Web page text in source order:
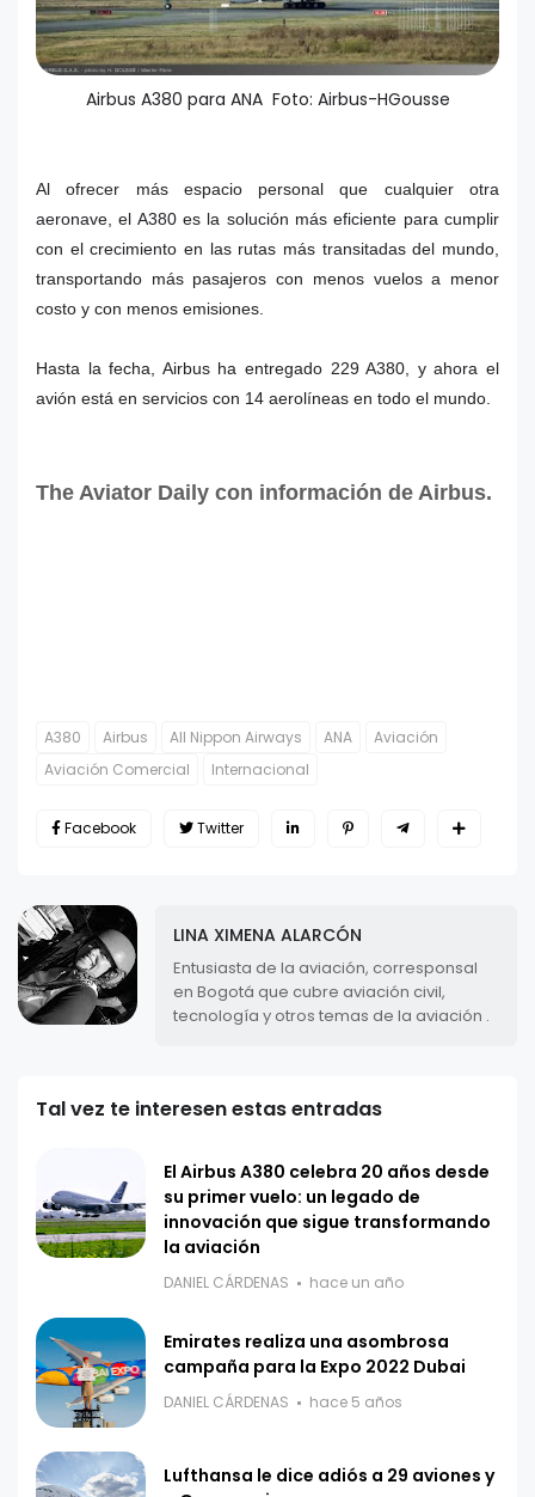
Airbus A380 para ANA Foto: Airbus-HGousse
Al ofrecer más espacio personal que cualquier otra
aeronave, el A380 es la solución más eficiente para cumplir
con el crecimiento en las rutas más transitadas del mundo,
transportando más pasajeros con menos vuelos a menor
costo y con menos emisiones.
Hasta la fecha, Airbus ha entregado 229 A380, y ahora el
avión está en servicios con 14 aerolíneas en todo el mundo.
The Aviator Daily con información de Airbus.
A380 Airbus All Nippon Airways ANA
Aviación
Aviación Comercial
Internacional
Facebook Twitter
LINA XIMENA ALARCÓN
Entusiasta de la aviación, corresponsal
en Bogotá que cubre aviación civil,
tecnología y otros temas de la aviación .
Tal vez te interesen estas entradas
El Airbus A380 celebra 20 años desde
su primer vuelo: un legado de
innovación que sigue transformando
la aviación
DANIEL CÁRDENAS hace un año
Emirates realiza una asombrosa
campaña para la Expo 2022 Dubai
DANIEL CÁRDENAS hace 5 años
Lufthansa le dice adiós a 29 aviones y